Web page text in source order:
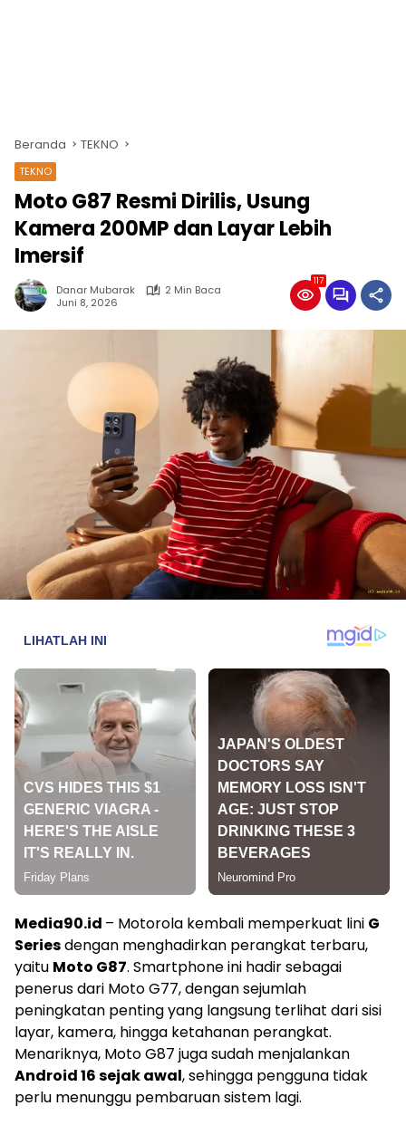
Beranda TEKNO
TEKNO
Moto G87 Resmi Dirilis, Usung
Kamera 200MP dan Layar Lebih
Imersif
Danar Mubarak
2 Min Baca
Juni 8, 2026
117
Media90.id – Motorola kembali memperkuat lini G
Seriesdengan menghadirkan perangkat terbaru,
yaitu Moto G87. Smartphone ini hadir sebagai
penerus dari Moto G77, dengan sejumlah
peningkatan penting yang langsung terlihat dari sisi
layar, kamera, hingga ketahanan perangkat.
Menariknya, Moto G87 juga sudah menjalankan
Android 16 sejak awal, sehingga pengguna tidak
perlu menunggu pembaruan sistem lagi.